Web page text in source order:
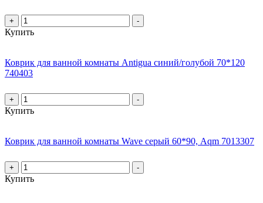
+ -
Купить
Коврик для ванной комнаты Antigua синий/голубой 70*120
740403
+ -
Купить
Коврик для ванной комнаты Wave серый 60*90, Aqm 7013307
+ -
Купить